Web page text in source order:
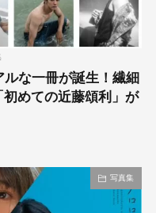
な一冊が誕生！繊細
めての近藤頌利」が
写真集